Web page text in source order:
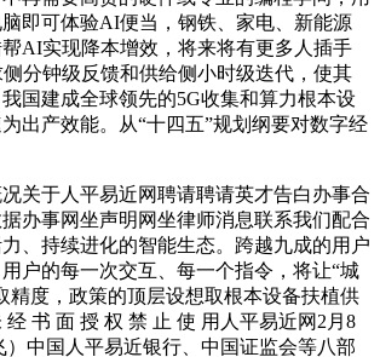
即可体验AI便当，钢铁、家电、新能源
AI实现降本增效，将来将有更多人插手
分钟级反馈和供给侧小时级迭代，使其
国建成全球领先的5G收集和算力根本设
出产效能。从“十四五”规划纲要对数字经
于人平易近网聘请聘请英才告白办事合
办事网坐声明网坐律师消息联系我们配合
、持续进化的智能生态。跨越九成的用户
户的每一次交互、每一个指令，将让“城
精度，政策的顶层设想取根本设备扶植供
书 面 授 权 禁 止 使 用人平易近网2月8
）中国人平易近银行、中国证监会等八部